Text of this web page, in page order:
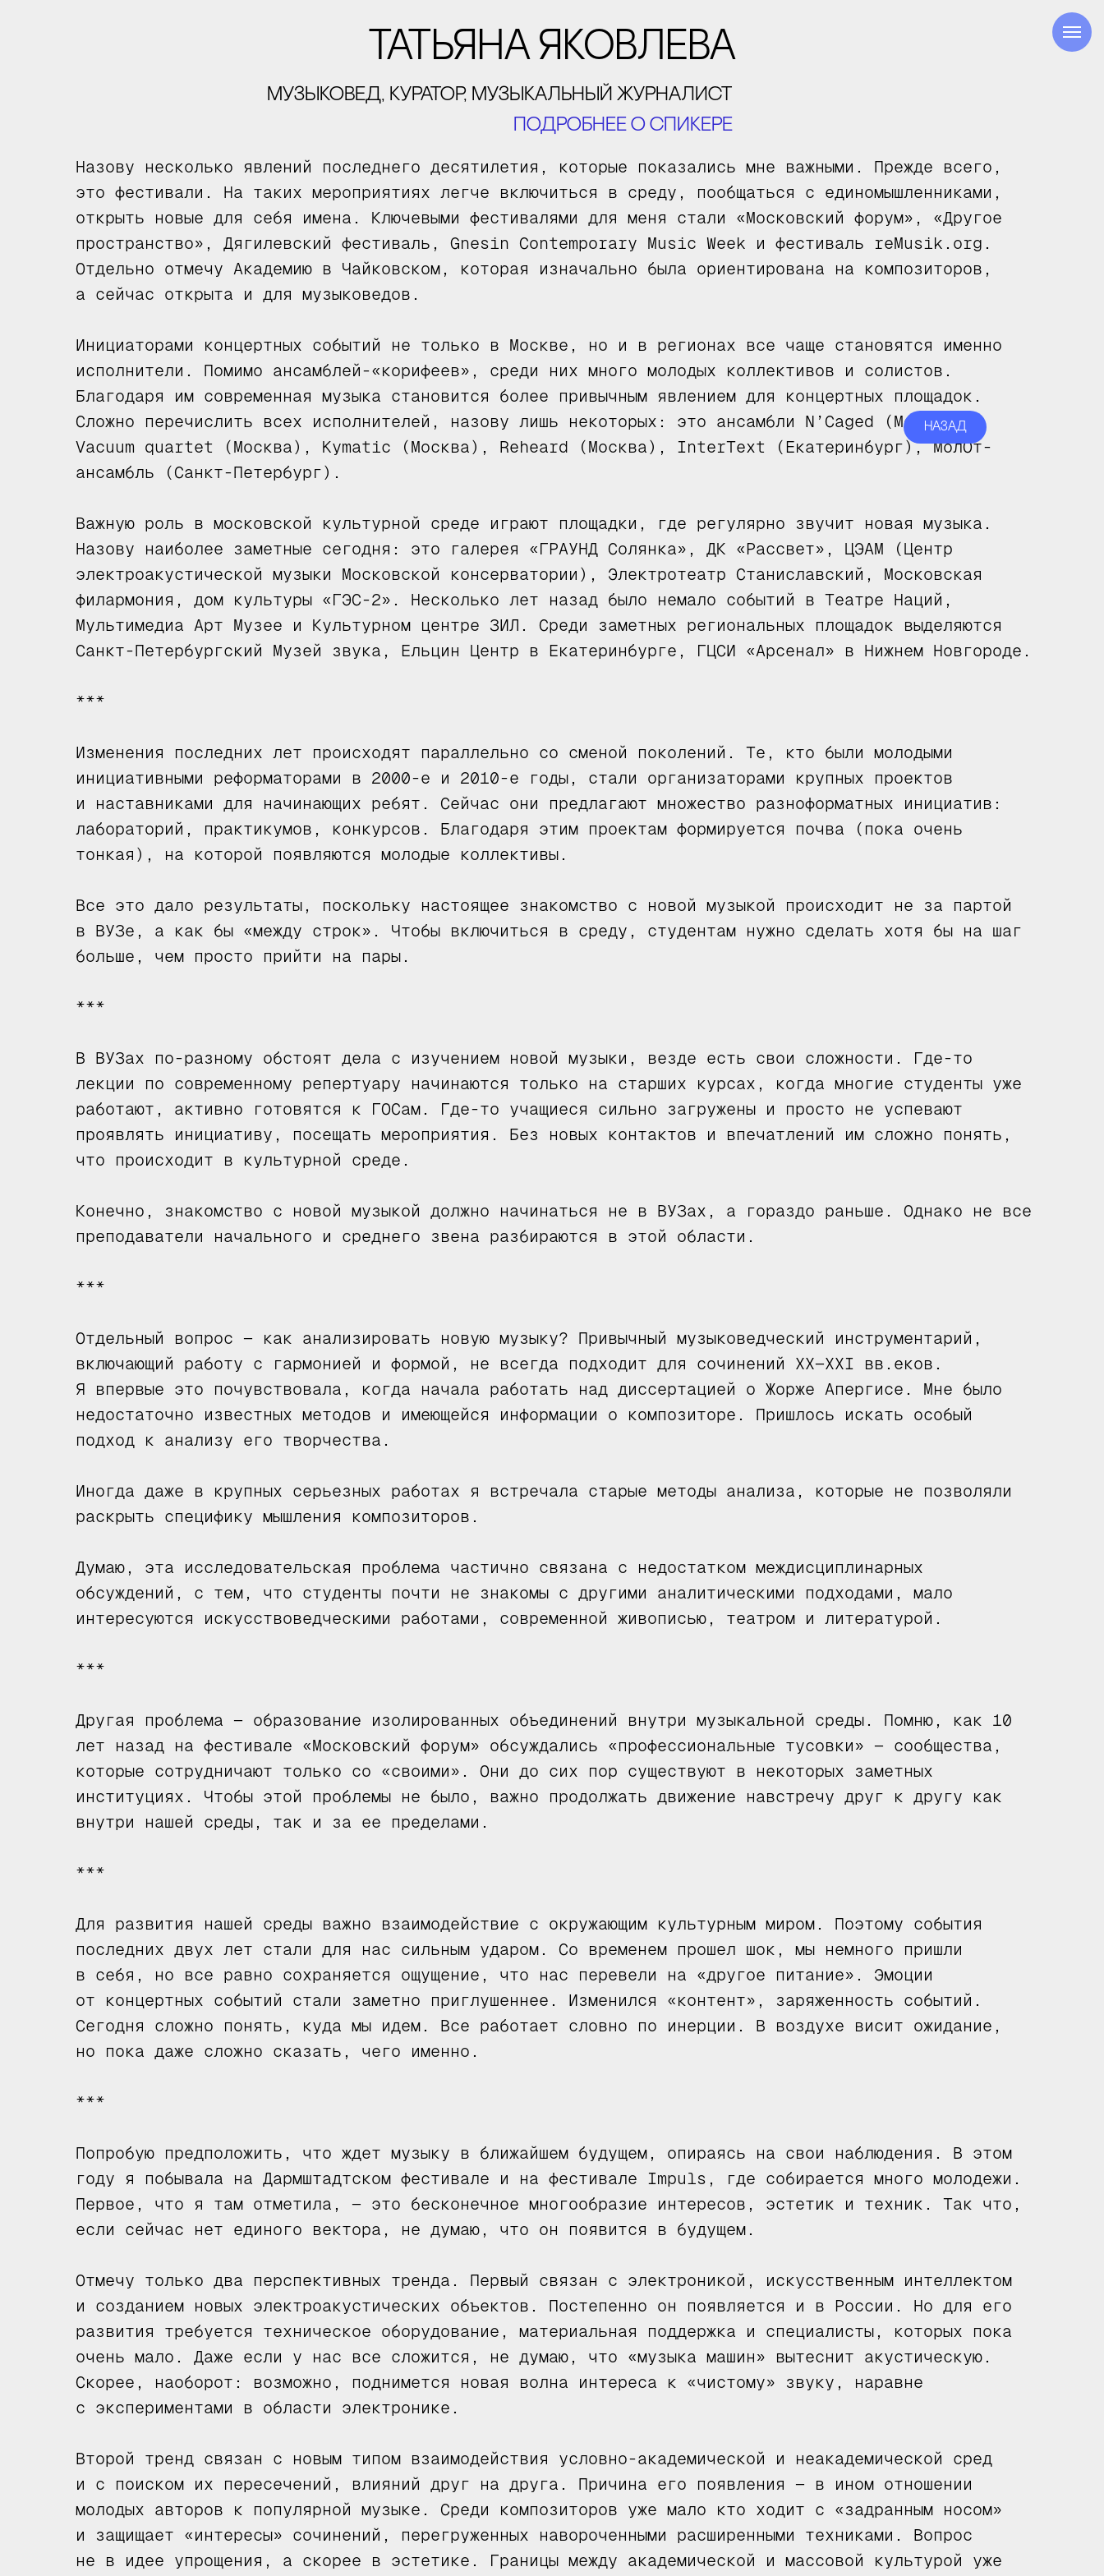
НАЗАД
Назову несколько явлений последнего десятилетия, которые показались мне важными. Прежде всего,
это фестивали. На таких мероприятиях легче включиться в среду, пообщаться с единомышленниками,
открыть новые для себя имена. Ключевыми фестивалями для меня стали «Московский форум», «Другое
пространство», Дягилевский фестиваль, Gnesin Contemporary Music Week и фестиваль reMusik.org.
Отдельно отмечу Академию в Чайковском, которая изначально была ориентирована на композиторов,
а сейчас открыта и для музыковедов.
Инициаторами концертных событий не только в Москве, но и в регионах все чаще становятся именно
исполнители. Помимо ансамблей-«корифеев», среди них много молодых коллективов и солистов.
Благодаря им современная музыка становится более привычным явлением для концертных площадок.
Сложно перечислить всех исполнителей, назову лишь некоторых: это ансамбли N’Caged (Москва),
Vacuum quartet (Москва), Kymatic (Москва), Reheard (Москва), InterText (Екатеринбург), МолОт-
ансамбль (Санкт-Петербург).
Важную роль в московской культурной среде играют площадки, где регулярно звучит новая музыка.
Назову наиболее заметные сегодня: это галерея «ГРАУНД Солянка», ДК «Рассвет», ЦЭАМ (Центр
электроакустической музыки Московской консерватории), Электротеатр Станиславский, Московская
филармония, дом культуры «ГЭС-2». Несколько лет назад было немало событий в Театре Наций,
Мультимедиа Арт Музее и Культурном центре ЗИЛ. Среди заметных региональных площадок выделяются
Санкт-Петербургский Музей звука, Ельцин Центр в Екатеринбурге, ГЦСИ «Арсенал» в Нижнем Новгороде.
***
Изменения последних лет происходят параллельно со сменой поколений. Те, кто были молодыми
инициативными реформаторами в 2000-е и 2010-е годы, стали организаторами крупных проектов
и наставниками для начинающих ребят. Сейчас они предлагают множество разноформатных инициатив:
лабораторий, практикумов, конкурсов. Благодаря этим проектам формируется почва (пока очень
тонкая), на которой появляются молодые коллективы.
Все это дало результаты, поскольку настоящее знакомство с новой музыкой происходит не за партой
в ВУЗе, а как бы «между строк». Чтобы включиться в среду, студентам нужно сделать хотя бы на шаг
больше, чем просто прийти на пары.
***
В ВУЗах по-разному обстоят дела с изучением новой музыки, везде есть свои сложности. Где-то
лекции по современному репертуару начинаются только на старших курсах, когда многие студенты уже
работают, активно готовятся к ГОСам. Где-то учащиеся сильно загружены и просто не успевают
проявлять инициативу, посещать мероприятия. Без новых контактов и впечатлений им сложно понять,
что происходит в культурной среде.
Конечно, знакомство с новой музыкой должно начинаться не в ВУЗах, а гораздо раньше. Однако не все
преподаватели начального и среднего звена разбираются в этой области.
***
Отдельный вопрос — как анализировать новую музыку? Привычный музыковедческий инструментарий,
включающий работу с гармонией и формой, не всегда подходит для сочинений XX—XXI вв.еков.
Я впервые это почувствовала, когда начала работать над диссертацией о Жорже Апергисе. Мне было
недостаточно известных методов и имеющейся информации о композиторе. Пришлось искать особый
подход к анализу его творчества.
Иногда даже в крупных серьезных работах я встречала старые методы анализа, которые не позволяли
раскрыть специфику мышления композиторов.
Думаю, эта исследовательская проблема частично связана с недостатком междисциплинарных
обсуждений, с тем, что студенты почти не знакомы с другими аналитическими подходами, мало
интересуются искусствоведческими работами, современной живописью, театром и литературой.
***
Другая проблема — образование изолированных объединений внутри музыкальной среды. Помню, как 10
лет назад на фестивале «Московский форум» обсуждались «профессиональные тусовки» — сообщества,
которые сотрудничают только со «своими». Они до сих пор существуют в некоторых заметных
институциях. Чтобы этой проблемы не было, важно продолжать движение навстречу друг к другу как
внутри нашей среды, так и за ее пределами.
***
Для развития нашей среды важно взаимодействие с окружающим культурным миром. Поэтому события
последних двух лет стали для нас сильным ударом. Со временем прошел шок, мы немного пришли
в себя, но все равно сохраняется ощущение, что нас перевели на «другое питание». Эмоции
от концертных событий стали заметно приглушеннее. Изменился «контент», заряженность событий.
Сегодня сложно понять, куда мы идем. Все работает словно по инерции. В воздухе висит ожидание,
но пока даже сложно сказать, чего именно.
***
Попробую предположить, что ждет музыку в ближайшем будущем, опираясь на свои наблюдения. В этом
году я побывала на Дармштадтском фестивале и на фестивале Impuls, где собирается много молодежи.
Первое, что я там отметила, — это бесконечное многообразие интересов, эстетик и техник. Так что,
если сейчас нет единого вектора, не думаю, что он появится в будущем.
Отмечу только два перспективных тренда. Первый связан с электроникой, искусственным интеллектом
и созданием новых электроакустических объектов. Постепенно он появляется и в России. Но для его
развития требуется техническое оборудование, материальная поддержка и специалисты, которых пока
очень мало. Даже если у нас все сложится, не думаю, что «музыка машин» вытеснит акустическую.
Скорее, наоборот: возможно, поднимется новая волна интереса к «чистому» звуку, наравне
с экспериментами в области электронике.
Второй тренд связан с новым типом взаимодействия условно-академической и неакадемической сред
и с поиском их пересечений, влияний друг на друга. Причина его появления — в ином отношении
молодых авторов к популярной музыке. Среди композиторов уже мало кто ходит с «задранным носом»
и защищает «интересы» сочинений, перегруженных навороченными расширенными техниками. Вопрос
не в идее упрощения, а скорее в эстетике. Границы между академической и массовой культурой уже
татьяна яковлева
музыковед, куратор, музыкальный журналист
подробнее о спикере